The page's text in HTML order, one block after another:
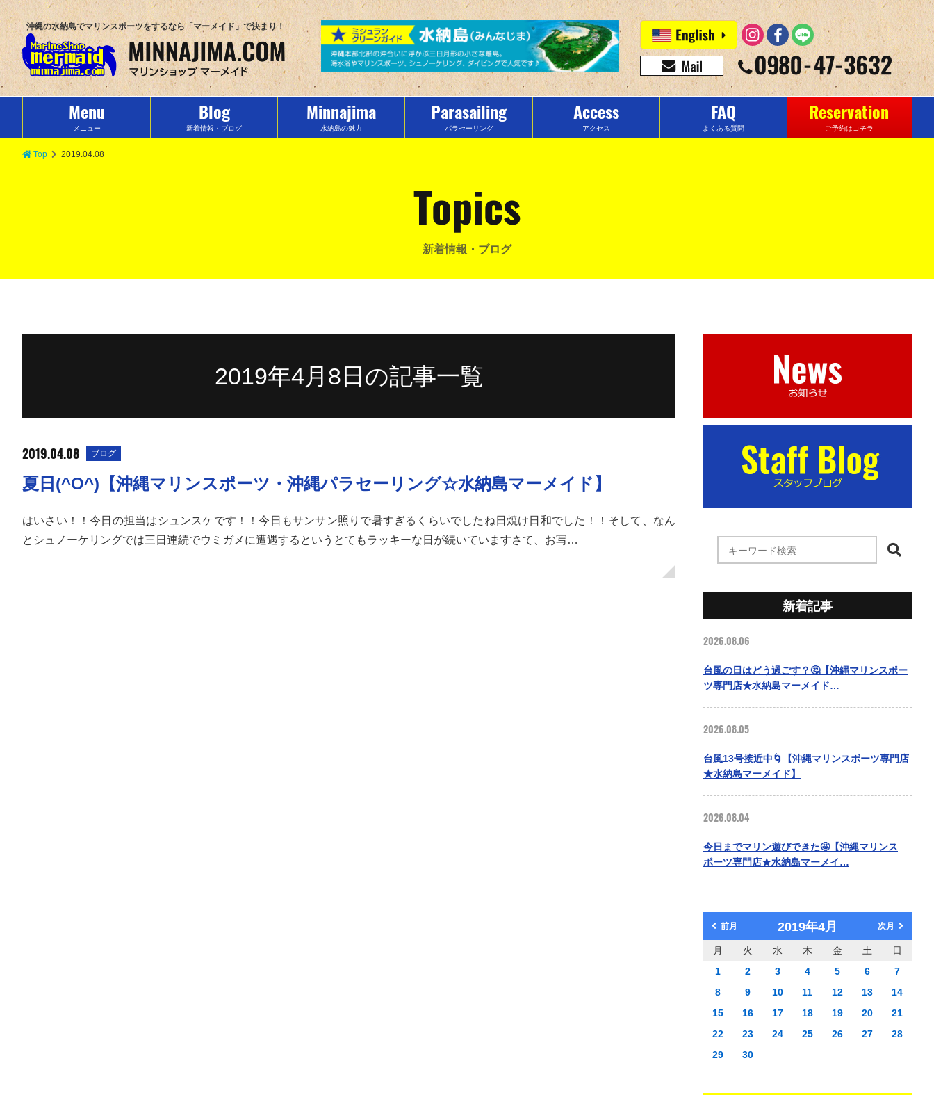
沖縄の水納島でマリンスポーツをするなら「マーメイド」で決まり！
Menu
メニュー
Blog
新着情報・ブログ
Minnajima
水納島の魅力
Parasailing
パラセーリング
Access
アクセス
FAQ
よくある質問
Reservation
ご予約はコチラ
Top 2019.04.08
Topics
新着情報・ブログ
2019年4月8日の記事一覧
2019.04.08 ブログ
夏日(^O^)【沖縄マリンスポーツ・沖縄パラセーリング☆水納島マーメイド】
はいさい！！今日の担当はシュンスケです！！今日もサンサン照りで暑すぎるくらいでしたね日焼け日和でした！！そして、なん
とシュノーケリングでは三日連続でウミガメに遭遇するというとてもラッキーな日が続いていますさて、お写…
新着記事
2026.08.06
台風の日はどう過ごす？🤔【沖縄マリンスポー
ツ専門店★水納島マーメイド…
2026.08.05
台風13号接近中🌀【沖縄マリンスポーツ専門店
★水納島マーメイド】
2026.08.04
今日までマリン遊びできた🤩【沖縄マリンス
ポーツ専門店★水納島マーメイ…
前月 2019年4月 次月
月 火 水 木 金 土
日
1
2 3 4 5 6
7
8
9 10 11 12 13
14
15
16 17 18 19 20
21
22
23 24 25 26 27
28
29
30